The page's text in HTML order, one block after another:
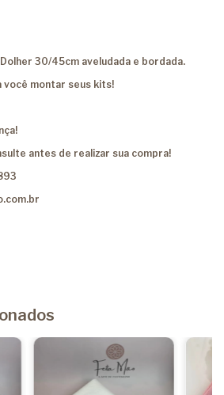
30/45cm aveludada e bordada.
você montar seus kits!
antes de realizar sua compra!